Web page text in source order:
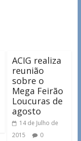
ACIG realiza
reunião
sobre o
Mega Feirão
Loucuras de
agosto
14 de Julho de
2015
0